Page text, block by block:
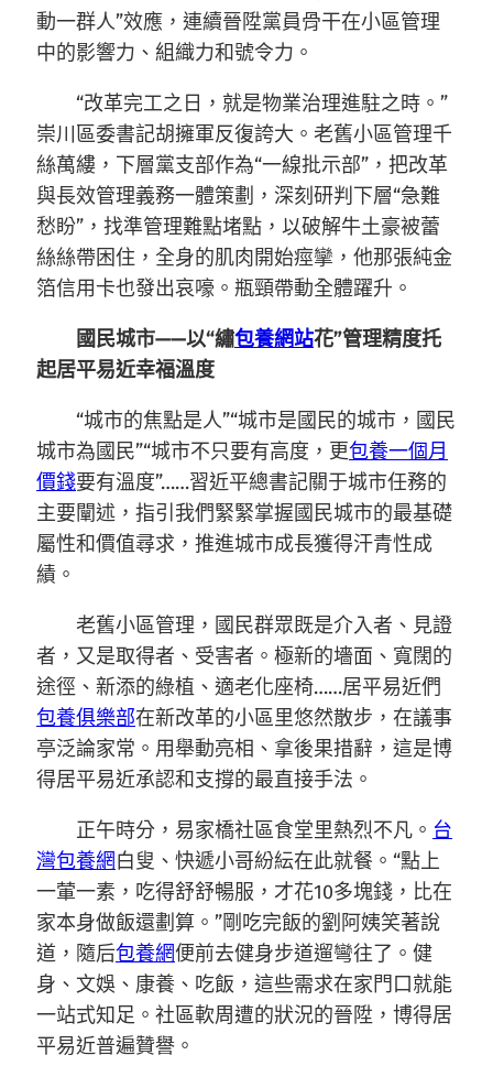
動一群人”效應，連續晉陞黨員骨干在小區管理
中的影響力、組織力和號令力。
“改革完工之日，就是物業治理進駐之時。”
崇川區委書記胡擁軍反復誇大。老舊小區管理千
絲萬縷，下層黨支部作為“一線批示部”，把改革
與長效管理義務一體策劃，深刻研判下層“急難
愁盼”，找準管理難點堵點，以破解牛土豪被蕾
絲絲帶困住，全身的肌肉開始痙攣，他那張純金
箔信用卡也發出哀嚎。瓶頸帶動全體躍升。
國民城市——以“繡包養網站花”管理精度托
起居平易近幸福溫度
“城市的焦點是人”“城市是國民的城市，國民
城市為國民”“城市不只要有高度，更包養一個月
價錢要有溫度”……習近平總書記關于城市任務的
主要闡述，指引我們緊緊掌握國民城市的最基礎
屬性和價值尋求，推進城市成長獲得汗青性成
績。
老舊小區管理，國民群眾既是介入者、見證
者，又是取得者、受害者。極新的墻面、寬闊的
途徑、新添的綠植、適老化座椅……居平易近們
包養俱樂部在新改革的小區里悠然散步，在議事
亭泛論家常。用舉動亮相、拿後果措辭，這是博
得居平易近承認和支撐的最直接手法。
正午時分，易家橋社區食堂里熱烈不凡。 台
灣包養網白叟、快遞小哥紛紜在此就餐。“點上
一葷一素，吃得舒舒暢服，才花10多塊錢，比在
家本身做飯還劃算。”剛吃完飯的劉阿姨笑著說
道，隨后包養網便前去健身步道遛彎往了。健
身、文娛、康養、吃飯，這些需求在家門口就能
一站式知足。社區軟周遭的狀況的晉陞，博得居
平易近普遍贊譽。